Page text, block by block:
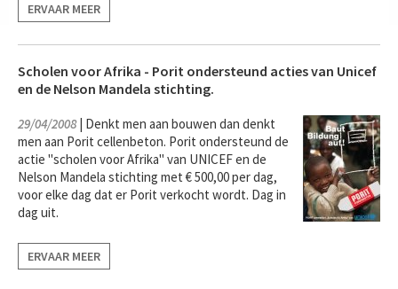
ERVAAR MEER
Scholen voor Afrika - Porit ondersteund acties van Unicef
en de Nelson Mandela stichting.
29/04/2008| Denkt men aan bouwen dan denkt
men aan Porit cellenbeton. Porit ondersteund de
actie "scholen voor Afrika" van UNICEF en de
Nelson Mandela stichting met € 500,00 per dag,
voor elke dag dat er Porit verkocht wordt. Dag in
dag uit.
ERVAAR MEER